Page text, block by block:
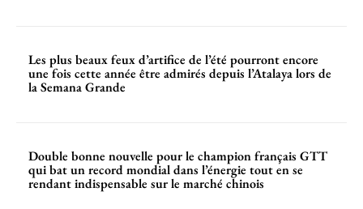
Les plus beaux feux d’artifice de l’été pourront encore
une fois cette année être admirés depuis l’Atalaya lors de
la Semana Grande
Double bonne nouvelle pour le champion français GTT
qui bat un record mondial dans l’énergie tout en se
rendant indispensable sur le marché chinois